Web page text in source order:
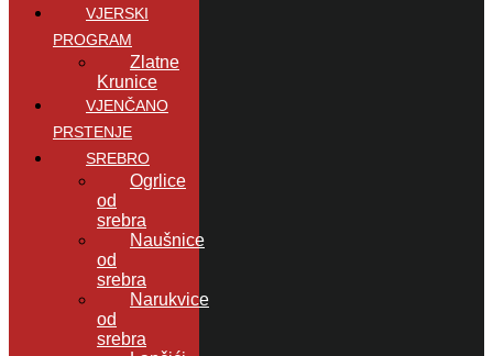
VJERSKI
PROGRAM
Zlatne
Krunice
VJENČANO
PRSTENJE
SREBRO
Ogrlice
od
srebra
Naušnice
od
srebra
Narukvice
od
srebra